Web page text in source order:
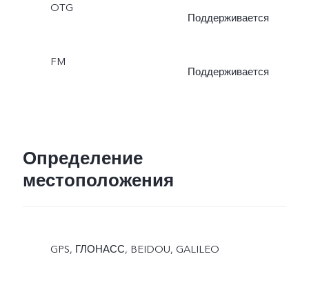
OTG
Поддерживается
FM
Поддерживается
Определение
местоположения
GPS, ГЛОНАСС, BEIDOU, GALILEO